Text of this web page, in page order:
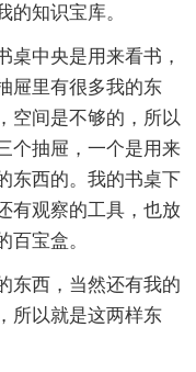
知识宝库。
桌中央是用来看书，
屉里有很多我的东
空间是不够的，所以
个抽屉，一个是用来
东西的。我的书桌下
有观察的工具，也放
百宝盒。
东西，当然还有我的
所以就是这两样东